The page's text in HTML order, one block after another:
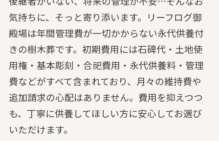
気持ちに、そっと寄り添います。リーフログ御
殿場は年間管理費が一切かからない永代供養付
きの樹木葬です。初期費用には石碑代・土地使
用権・基本彫刻・合祀費用・永代供養料・管理
費などがすべて含まれており、月々の維持費や
追加請求の心配はありません。費用を抑えつつ
も、丁寧に供養してほしい方に安心してお選び
いただけます。